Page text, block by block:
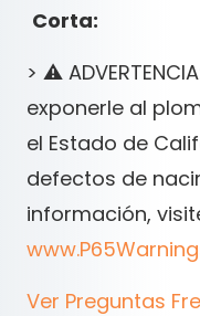
Corta:
> ⚠️
exponerle al
el Estado de
defectos de
información,
Ver Preguntas